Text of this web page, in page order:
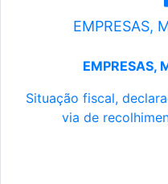
EMPRESAS,
EMPRESAS,
Situação fiscal,
via de